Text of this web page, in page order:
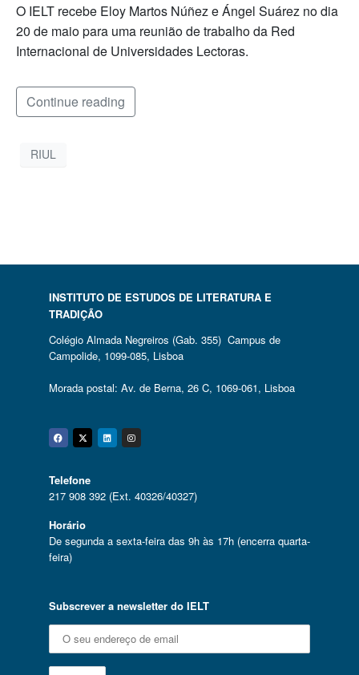
O IELT recebe Eloy Martos Núñez e Ángel Suárez no dia
20 de maio para uma reunião de trabalho da Red
Internacional de Universidades Lectoras.
Continue reading
RIUL
INSTITUTO DE ESTUDOS DE LITERATURA E
TRADIÇÃO
Colégio Almada Negreiros (Gab. 355) Campus de
Campolide, 1099-085, Lisboa
Morada postal: Av. de Berna, 26 C, 1069-061, Lisboa
Facebook
Twitter
Linkedin
Instagram
Telefone
217 908 392 (Ext. 40326/40327)
Horário
De segunda a sexta-feira das 9h às 17h (encerra quarta-
feira)
Subscrever a newsletter do IELT